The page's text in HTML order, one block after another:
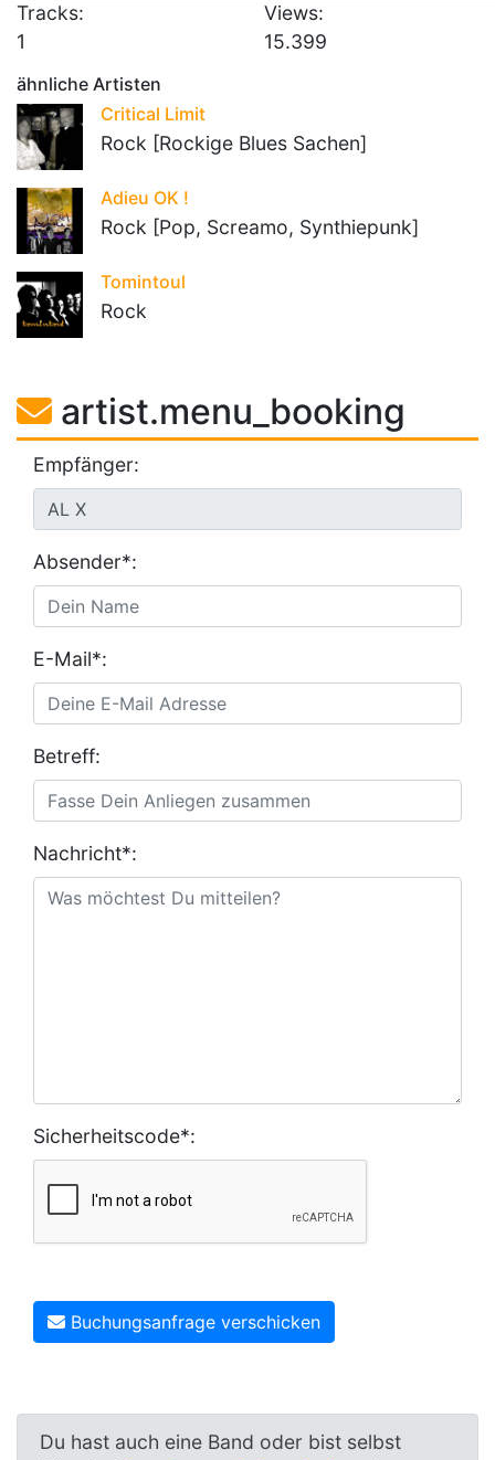
Tracks:
1
Views:
15.399
ähnliche Artisten
Critical Limit
Rock [Rockige Blues Sachen]
Adieu OK !
Rock [Pop, Screamo, Synthiepunk]
Tomintoul
Rock
artist.menu_booking
Empfänger:
Absender*:
E-Mail*:
Betreff:
Nachricht*:
Sicherheitscode*:
Buchungsanfrage verschicken
Du hast auch eine Band oder bist selbst